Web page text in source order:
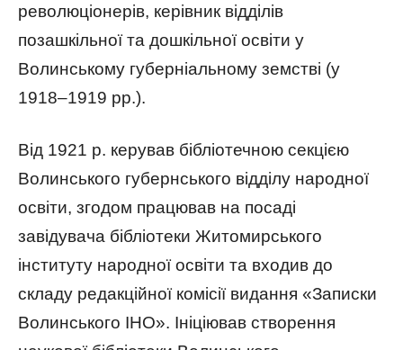
революціонерів, керівник відділів
позашкільної та дошкільної освіти у
Волинському губерніальному земстві (у
1918–1919 рр.).
Від 1921 р. керував бібліотечною секцією
Волинського губернського відділу народної
освіти, згодом працював на посаді
завідувача бібліотеки Житомирського
інституту народної освіти та входив до
складу редакційної комісії видання «Записки
Волинського ІНО». Ініціював створення